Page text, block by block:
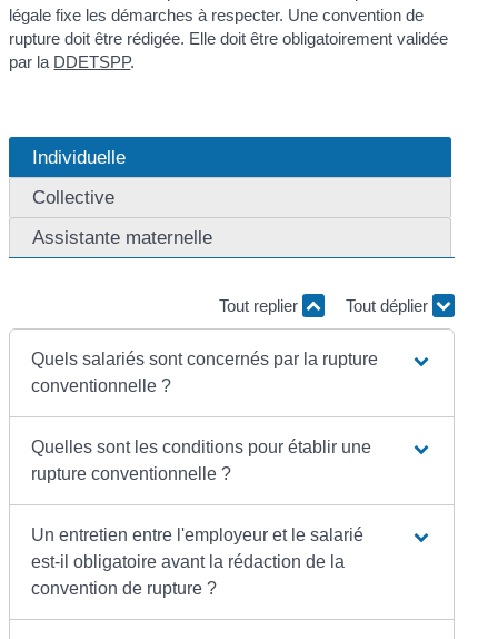
légale fixe les démarches à respecter. Une convention de
rupture doit être rédigée. Elle doit être obligatoirement validée
par la DDETSPP.
Individuelle
Collective
Assistante maternelle
Tout replier Tout déplier
Quels salariés sont concernés par la rupture
conventionnelle ?
Quelles sont les conditions pour établir une
rupture conventionnelle ?
Un entretien entre l'employeur et le salarié
est-il obligatoire avant la rédaction de la
convention de rupture ?